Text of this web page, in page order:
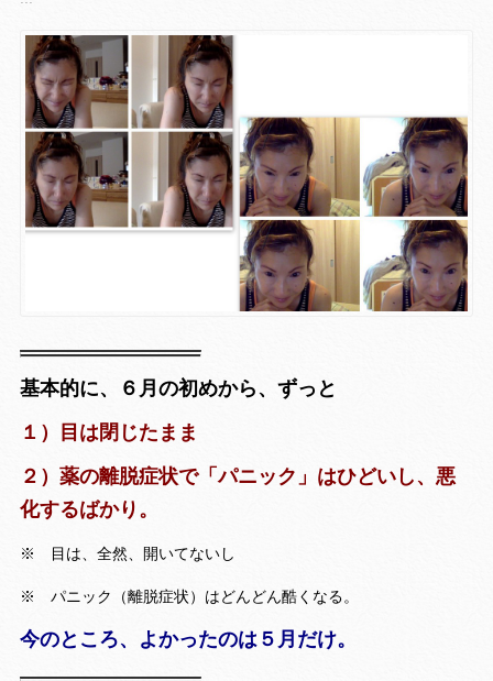
基本的に、６月の初めから、ずっと
１）目は閉じたまま
２）薬の離脱症状で「パニック」はひどいし、悪
化するばかり。
※ 目は、全然、開いてないし
※ パニック（離脱症状）はどんどん酷くなる。
今のところ、よかったのは５月だけ。